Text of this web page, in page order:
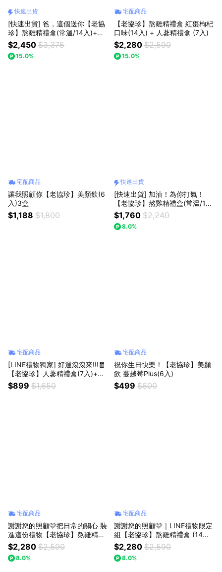
快速出貨
[快速出貨] 爸，這個送你【老協
珍】熬雞精禮盒(常溫/14入)+人
蔘精禮盒(14入)
$2,450 $3,375
15.0%
宅配商品
【老協珍】熬雞精禮盒 紅棗枸杞
口味(14入) + 人蔘精禮盒 (7入)
$2,280 $2,590
15.0%
宅配商品
讓我照顧你【老協珍】美顏飲(6
入)3盒
$1,188 $1,800
快速出貨
[快速出貨] 加油！為你打氣！
【老協珍】熬雞精禮盒(常溫/14
入)
$1,760 $2,240
8.0%
宅配商品
[LINE禮物獨家] 好運滾滾來!!!🧧
【老協珍】人蔘精禮盒(7入)+麥
蘆卡蜂蜜UMF®5+
$899 $1,650
宅配商品
祝你生日快樂！【老協珍】美顏
飲 蔓越莓Plus(6入)
$499 $600
宅配商品
謝謝您的照顧🩷把日常的關心 裝
進這份禮物【老協珍】熬雞精禮
盒 紅棗枸杞口味(14入) + 美顏飲
(6入)
$2,280 $2,590
8.0%
宅配商品
謝謝您的照顧🩷｜LINE禮物限定
組【老協珍】熬雞精禮盒 (14入)
+ 美顏飲(6入)
$2,280 $2,590
8.0%